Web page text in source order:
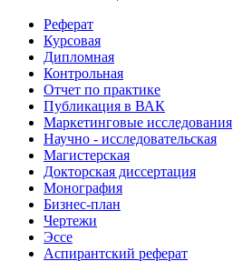
Реферат
Курсовая
Дипломная
Контрольная
Отчет по практике
Публикация в ВАК
Маркетинговые исследования
Научно - исследовательская
Магистерская
Докторская диссертация
Монография
Бизнес-план
Чертежи
Эссе
Аспирантский реферат